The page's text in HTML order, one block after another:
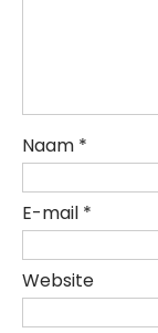
Naam *
E-mail *
Website